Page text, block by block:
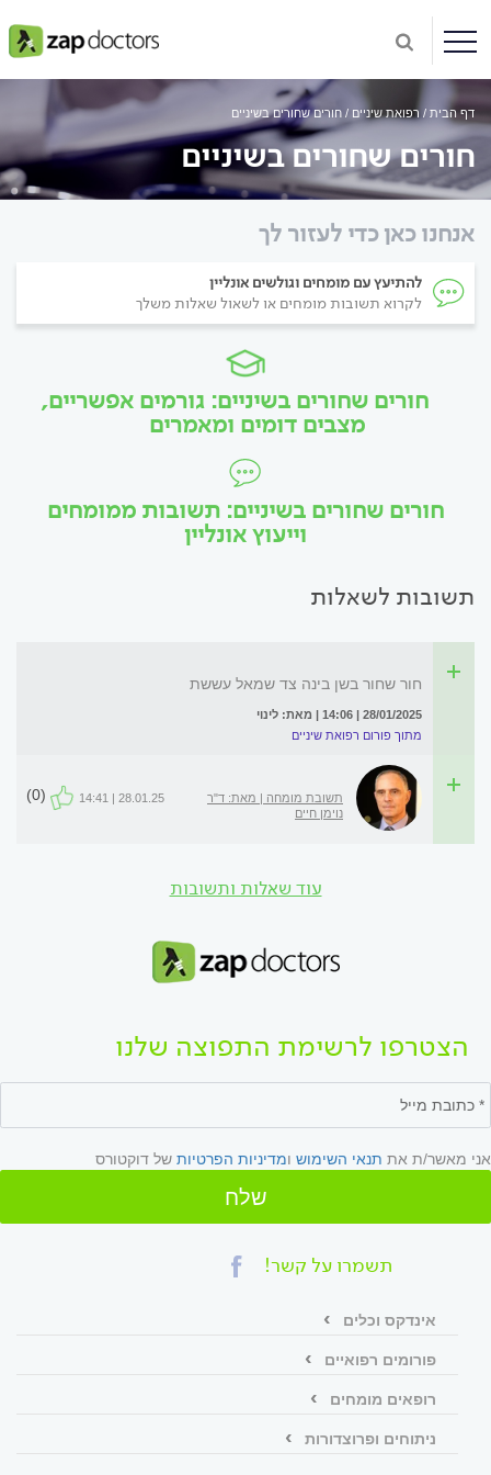
דף הבית רפואת שיניים חורים שחורים בשיניים
חורים שחורים בשיניים
אנחנו כאן כדי לעזור לך
להתיעץ עם מומחים וגולשים אונליין
לקרוא תשובות מומחים או לשאול שאלות משלך
חורים שחורים בשיניים: גורמים אפשריים,
מצבים דומים ומאמרים
חורים שחורים בשיניים: תשובות ממומחים
וייעוץ אונליין
תשובות לשאלות
חור שחור בשן בינה צד שמאל עששת
28/01/2025 | 14:06 | מאת: לינוי
מתוך פורום רפואת שיניים
תשובת מומחה | מאת: ד"ר
נוימן חיים
28.01.25 | 14:41
(0)
עוד שאלות ותשובות
הצטרפו לרשימת התפוצה שלנו
אני מאשר/ת את תנאי השימוש ומדיניות הפרטיות של דוקטורס
שלח
תשמרו על קשר!
אינדקס וכלים
פורומים רפואיים
רופאים מומחים
ניתוחים ופרוצדורות